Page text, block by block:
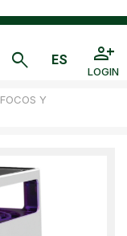
LOGIN
FOCOS Y